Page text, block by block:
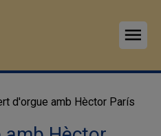
menu
d'orgue amb Hèctor París